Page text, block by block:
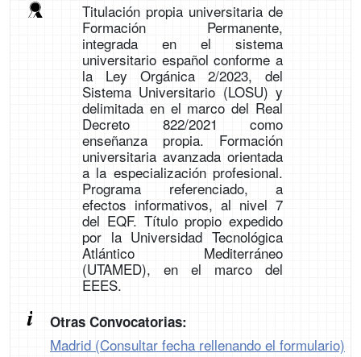
Titulación propia universitaria de
Formación Permanente,
integrada en el sistema
universitario español conforme a
la Ley Orgánica 2/2023, del
Sistema Universitario (LOSU) y
delimitada en el marco del Real
Decreto 822/2021 como
enseñanza propia. Formación
universitaria avanzada orientada
a la especialización profesional.
Programa referenciado, a
efectos informativos, al nivel 7
del EQF. Título propio expedido
por la Universidad Tecnológica
Atlántico Mediterráneo
(UTAMED), en el marco del
EEES.
Otras Convocatorias:
Madrid (Consultar fecha rellenando el formulario)